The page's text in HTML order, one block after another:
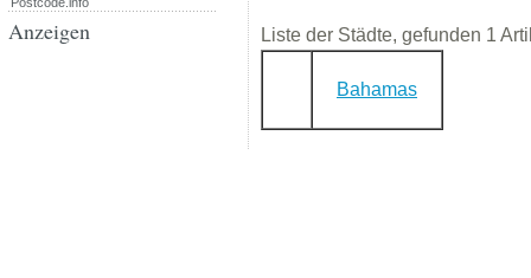
Liste der Städte, gefunden 1
Bahamas
Anzeigen